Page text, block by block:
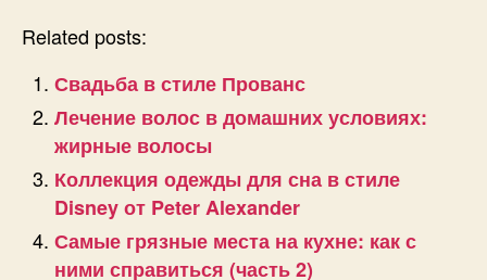
Related posts:
Свадьба в стиле Прованс
Лечение волос в домашних условиях:
жирные волосы
Коллекция одежды для сна в стиле
Disney от Peter Alexander
Самые грязные места на кухне: как с
ними справиться (часть 2)